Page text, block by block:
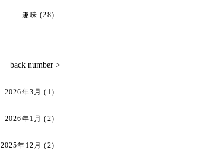
趣味 (28)
back number >
2026年3月 (1)
2026年1月 (2)
2025年12月 (2)